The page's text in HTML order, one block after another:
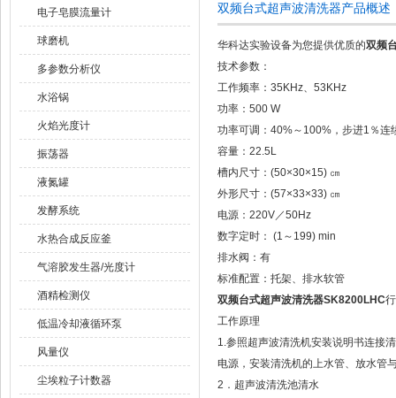
电子皂膜流量计
球磨机
多参数分析仪
水浴锅
火焰光度计
振荡器
液氮罐
发酵系统
水热合成反应釜
气溶胶发生器/光度计
酒精检测仪
低温冷却液循环泵
风量仪
尘埃粒子计数器
双频台式超声波清洗器产品概述
华科达实验设备为您提供优质的双频
技术参数：
工作频率：35KHz、53KHz
功率：500 W
功率可调：40%～100%，步进1％连
容量：22.5L
槽内尺寸：(50×30×15) ㎝
外形尺寸：(57×33×33) ㎝
电源：220V／50Hz
数字定时： (1～199) min
排水阀：有
标准配置：托架、排水软管
双频台式超声波清洗器SK8200LHC
工作原理
1.参照超声波清洗机安装说明书连接
电源，安装清洗机的上水管、放水管
2．超声波清洗池清水